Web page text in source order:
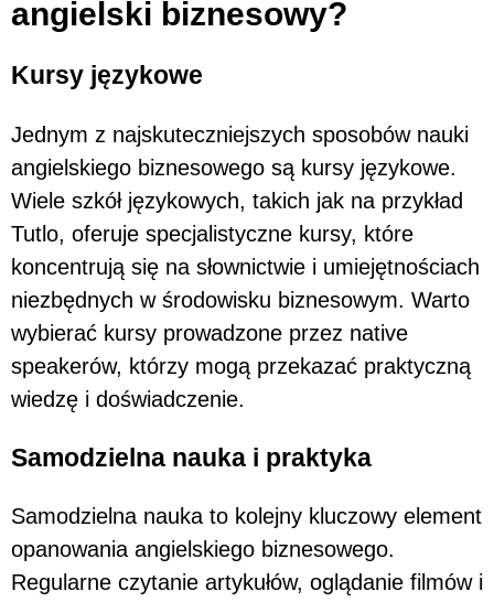
angielski biznesowy?
Kursy językowe
Jednym z najskuteczniejszych sposobów nauki
angielskiego biznesowego są kursy językowe.
Wiele szkół językowych, takich jak na przykład
Tutlo, oferuje specjalistyczne kursy, które
koncentrują się na słownictwie i umiejętnościach
niezbędnych w środowisku biznesowym. Warto
wybierać kursy prowadzone przez native
speakerów, którzy mogą przekazać praktyczną
wiedzę i doświadczenie.
Samodzielna nauka i praktyka
Samodzielna nauka to kolejny kluczowy element
opanowania angielskiego biznesowego.
Regularne czytanie artykułów, oglądanie filmów i